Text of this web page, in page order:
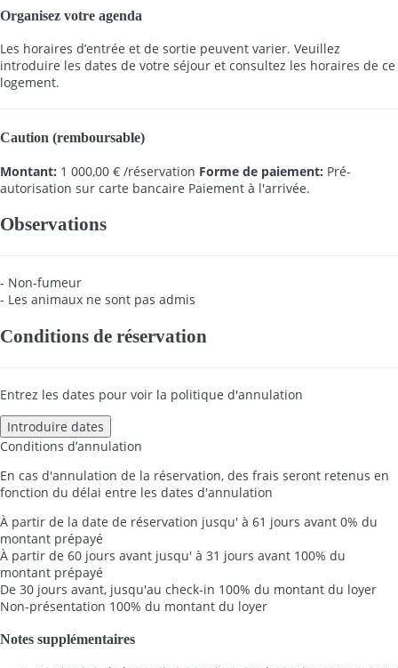
Organisez votre agenda
Les horaires d’entrée et de sortie peuvent varier. Veuillez
introduire les dates de votre séjour et consultez les horaires de ce
logement.
Caution (remboursable)
Montant: 1 000,00 € /réservation Forme de paiement: Pré-
autorisation sur carte bancaire Paiement à l'arrivée.
Observations
- Non-fumeur
- Les animaux ne sont pas admis
Conditions de réservation
Entrez les dates pour voir la politique d'annulation
Introduire dates
Conditions d’annulation
En cas d'annulation de la réservation, des frais seront retenus en
fonction du délai entre les dates d'annulation
À partir de la date de réservation jusqu' à 61 jours avant 0% du
montant prépayé
À partir de 60 jours avant jusqu' à 31 jours avant 100% du
montant prépayé
De 30 jours avant, jusqu'au check-in 100% du montant du loyer
Non-présentation 100% du montant du loyer
Notes supplémentaires